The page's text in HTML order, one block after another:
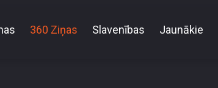
360 Ziņas Slavenības Jaunākie